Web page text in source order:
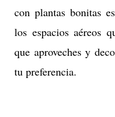
con plantas bonitas
los espacios aéreos
que aproveches y
tu preferencia.